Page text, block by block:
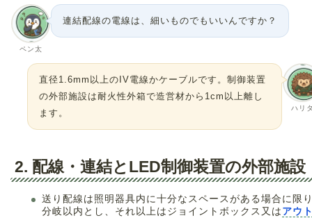
ペン太
連結配線の電線は、細いものでもいいんですか？
ハリ
直径1.6mm以上のIV電線かケーブルです。制御装置
の外部施設は耐火性外箱で造営材から1cm以上離し
ます。
2. 配線・連結とLED制御装置の外部施設
送り配線は照明器具内に十分なスペースがある場合に限
分岐以内とし、それ以上はジョイントボックス又は アウ